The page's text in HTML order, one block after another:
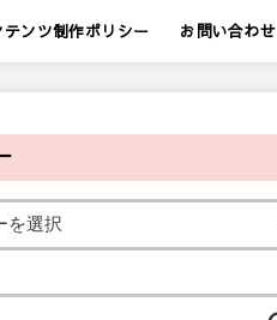
テンツ制作ポリシー お問い合わせ